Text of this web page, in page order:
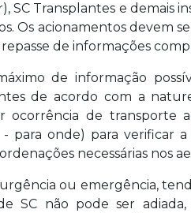
SC Transplantes e demais
Os acionamentos devem
de informações
de informação
de acordo com a
ocorrência de transporte
para onde) para verificar
necessárias nos
ou emergência,
SC não pode ser